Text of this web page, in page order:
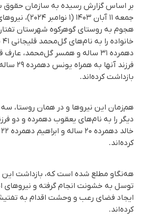
بر اساس گزارش رسیده به سازمان حقوق
جمعه ۱۱ آبان ۱۴۰۳
هجوم به روستای گوهرکوه شهرستان
فرزند آنها
بازداشت کرده‌اند.
هم‌زمان این نیروها و در همان روستا،
دیگر را به نام‌های یعقوب دهمرده و دو
کرده‌اند.
هه‌نگاو مطلع شده است که، بازداشت
توسل به خشونت انجام گرفته و نیروهای
ایجاد فضای رعب و وحشت اقدام به تفتیش
کرده‌اند.